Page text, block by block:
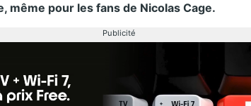
même pour les fans de Nicolas Cage.
Publicité